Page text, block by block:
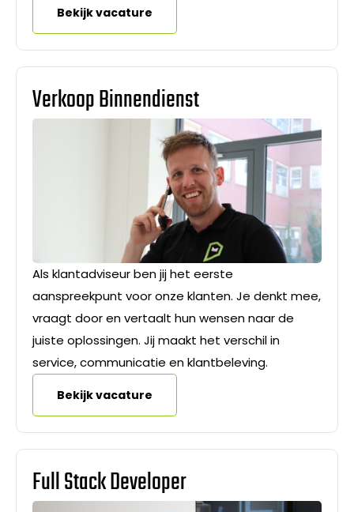
Bekijk vacature
Verkoop Binnendienst
Als klantadviseur ben jij het eerste
aanspreekpunt voor onze klanten. Je denkt mee,
vraagt door en vertaalt hun wensen naar de
juiste oplossingen. Jij maakt het verschil in
service, communicatie en klantbeleving.
Bekijk vacature
Full Stack Developer